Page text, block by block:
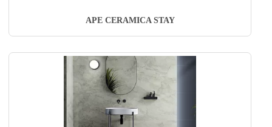
APE CERAMICA STAY